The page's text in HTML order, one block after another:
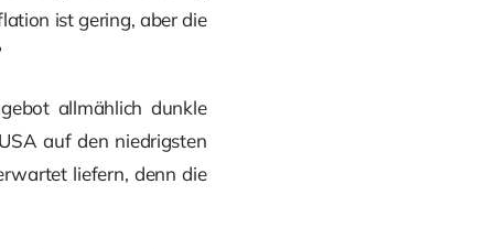
ist gering, aber die
allmählich dunkle
auf den niedrigsten
liefern, denn die